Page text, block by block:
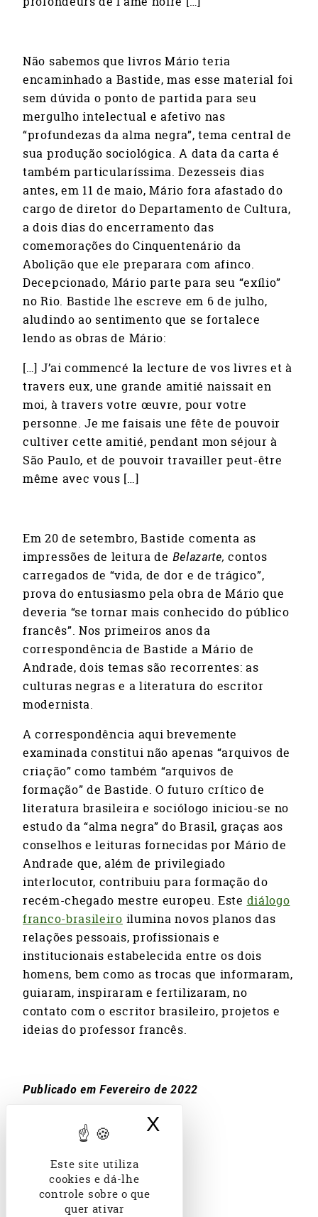
Este site utiliza
cookies e dá-lhe
controle sobre o que
quer ativar
X
Não sabemos que livros Mário teria
encaminhado a Bastide, mas esse material foi
sem dúvida o ponto de partida para seu
mergulho intelectual e afetivo nas
“profundezas da alma negra”, tema central de
sua produção sociológica. A data da carta é
também particularíssima. Dezesseis dias
antes, em 11 de maio, Mário fora afastado do
cargo de diretor do Departamento de Cultura,
a dois dias do encerramento das
comemorações do Cinquentenário da
Abolição que ele preparara com afinco.
Decepcionado, Mário parte para seu “exílio”
no Rio. Bastide lhe escreve em 6 de julho,
aludindo ao sentimento que se fortalece
lendo as obras de Mário:
[…] J’ai commencé la lecture de vos livres et à
travers eux, une grande amitié naissait en
moi, à travers votre œuvre, pour votre
personne. Je me faisais une fête de pouvoir
cultiver cette amitié, pendant mon séjour à
São Paulo, et de pouvoir travailler peut-être
même avec vous […]
Em 20 de setembro, Bastide comenta as
impressões de leitura de Belazarte, contos
carregados de “vida, de dor e de trágico”,
prova do entusiasmo pela obra de Mário que
deveria “se tornar mais conhecido do público
francês”. Nos primeiros anos da
correspondência de Bastide a Mário de
Andrade, dois temas são recorrentes: as
culturas negras e a literatura do escritor
modernista.
A correspondência aqui brevemente
examinada constitui não apenas “arquivos de
criação” como também “arquivos de
formação” de Bastide. O futuro crítico de
literatura brasileira e sociólogo iniciou-se no
estudo da “alma negra” do Brasil, graças aos
conselhos e leituras fornecidas por Mário de
Andrade que, além de privilegiado
interlocutor, contribuiu para formação do
recém-chegado mestre europeu. Este diálogo
franco-brasileiro ilumina novos planos das
relações pessoais, profissionais e
institucionais estabelecida entre os dois
homens, bem como as trocas que informaram,
guiaram, inspiraram e fertilizaram, no
contato com o escritor brasileiro, projetos e
ideias do professor francês.
Publicado em Fevereiro de 2022